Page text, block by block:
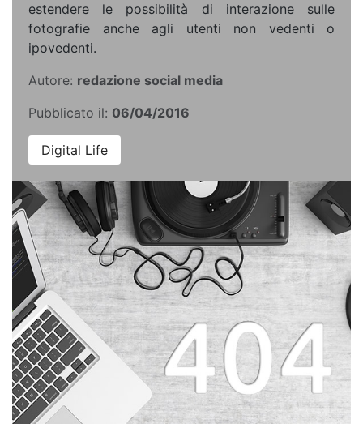
estendere le possibilità di interazione sulle
fotografie anche agli utenti non vedenti o
ipovedenti.
Autore: redazione social media
Pubblicato il: 06/04/2016
Digital Life